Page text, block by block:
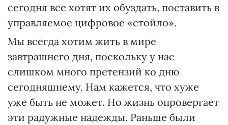
сегодня все хотят их обуздать, поставить в
управляемое цифровое «стойло».
Мы всегда хотим жить в мире
завтрашнего дня, поскольку у нас
слишком много претензий ко дню
сегодняшнему. Нам кажется, что хуже
уже быть не может. Но жизнь опровергает
эти радужные надежды. Раньше были